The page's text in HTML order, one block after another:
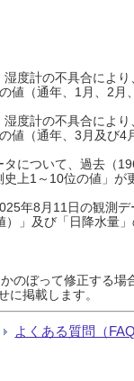
度計の不具合によ
値（通年、1月、2
度計の不具合によ
値（通年、3月及び
について、過去（
上1～10位の値」が
年8月11日の観測
）」及び「日降水
のぼって修正する
に掲載します。
よくある質問（FAQ